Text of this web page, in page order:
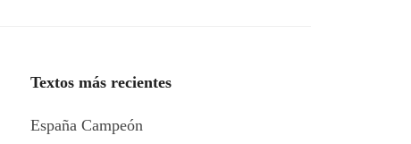
Textos más recientes
España Campeón